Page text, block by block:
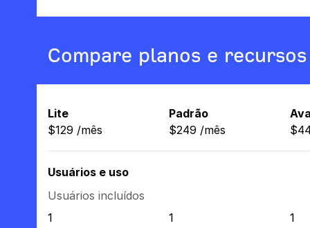
Compare planos e recursos
Lite
$129 /mês
Padrão
$249 /mês
$
Usuários e uso
Usuários incluídos
1
1
1